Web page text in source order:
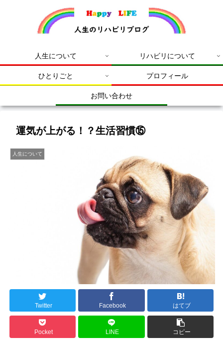
人生について リハビリについて
ひとりごと プロフィール
お問い合わせ
運気が上がる！？生活習慣⑮
人生について
Twitter Facebook はてブ
Pocket LINE コピー